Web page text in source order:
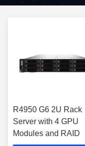
R4950 G6 2U Rack
Server with 4 GPU
Modules and RAID